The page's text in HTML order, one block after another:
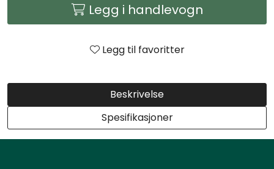
Legg i handlevogn
Legg til favoritter
Beskrivelse
Spesifikasjoner
Kontor og kantineprodukter